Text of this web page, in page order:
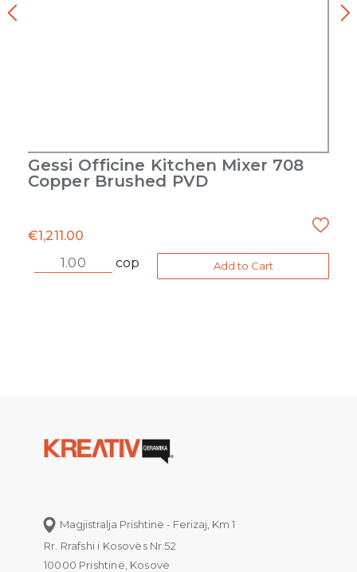
Gessi Officine Kitchen Mixer 708
Copper Brushed PVD
€1,211.00
cop
Add to Cart
Magjistralja Prishtinë - Ferizaj, Km 1
Rr. Rrafshi i Kosovës Nr.52
10000 Prishtinë, Kosovë